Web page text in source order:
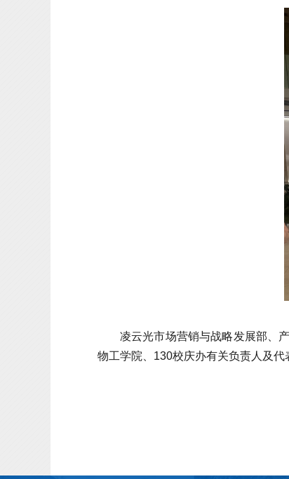
凌云光市场营销与战略发展部、
物工学院、130校庆办有关负责人及代